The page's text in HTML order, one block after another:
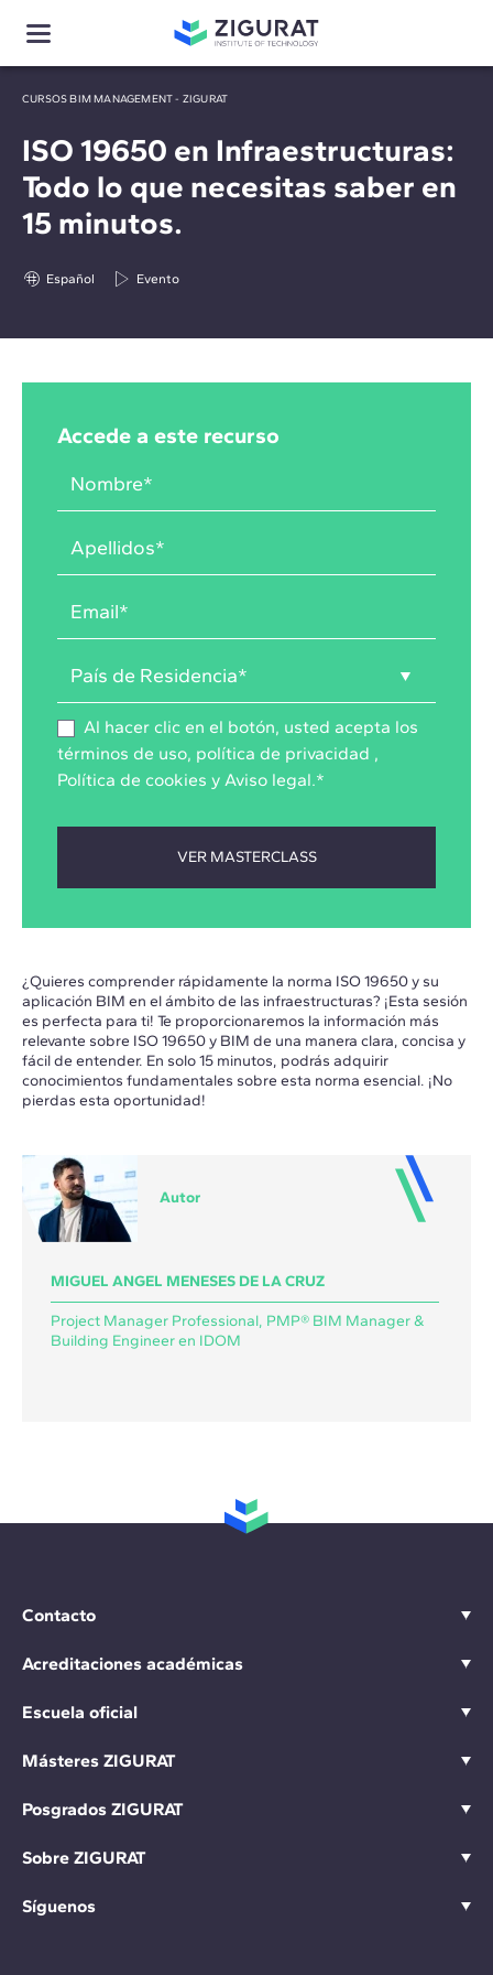
CURSOS BIM MANAGEMENT - ZIGURAT
ISO 19650 en Infraestructuras:
Todo lo que necesitas saber en
15 minutos.
Español Evento
¿Quieres comprender rápidamente la norma ISO 19650 y su
aplicación BIM en el ámbito de las infraestructuras? ¡Esta sesión
es perfecta para ti! Te proporcionaremos la información más
relevante sobre ISO 19650 y BIM de una manera clara, concisa y
fácil de entender. En solo 15 minutos, podrás adquirir
conocimientos fundamentales sobre esta norma esencial. ¡No
pierdas esta oportunidad!
Accede a este recurso
Al hacer clic en el botón, usted acepta los
términos de uso, política de privacidad ,
Política de cookies y Aviso legal.*
Autor
MIGUEL ANGEL MENESES DE LA CRUZ
Project Manager Professional, PMP® BIM Manager &
Building Engineer en IDOM
Contacto
Acreditaciones académicas
Escuela oficial
Másteres ZIGURAT
Posgrados ZIGURAT
Sobre ZIGURAT
Síguenos